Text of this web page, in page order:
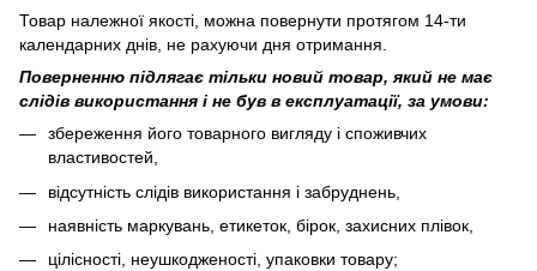
Товар належної якості, можна повернути протягом 14-ти
календарних днів, не рахуючи дня отримання.
Поверненню підлягає тільки новий товар, який не має
слідів використання і не був в експлуатації, за умови:
збереження його товарного вигляду і споживчих
властивостей,
відсутність слідів використання і забруднень,
наявність маркувань, етикеток, бірок, захисних плівок,
цілісності, неушкодженості, упаковки товару;